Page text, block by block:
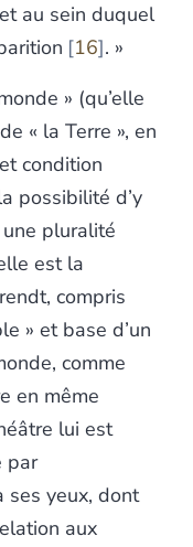
au sein duquel
16 . »
» (qu’elle
« la Terre », en
condition
possibilité d’y
pluralité
est la
compris
» et base d’un
comme
en même
lui est
par
ses yeux, dont
aux